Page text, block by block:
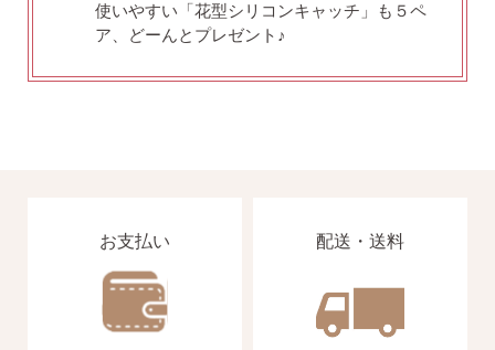
フォローしてみてください。
使いやすい「花型シリコンキャッチ」も５ペ
ア、どーんとプレゼント♪
お支払い 配送・送料